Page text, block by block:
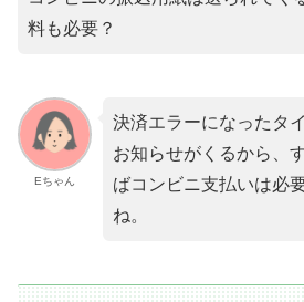
料も必要？
Eちゃん
決済エラーになったタ
お知らせがくるから、
ばコンビニ支払いは必
ね。